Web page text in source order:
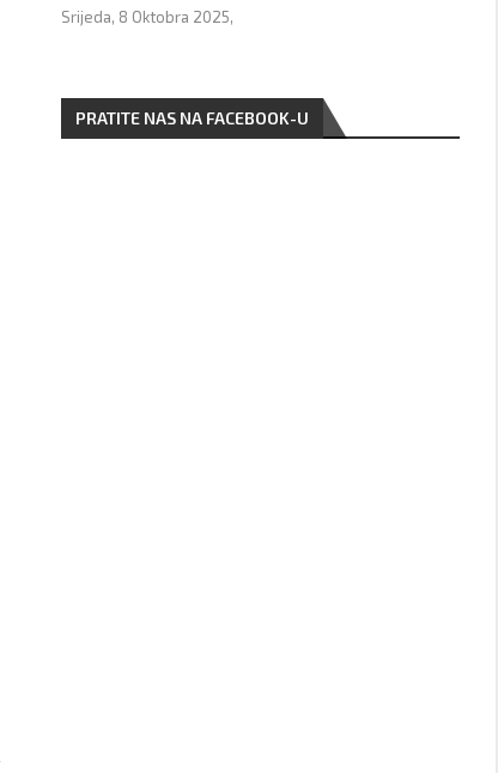
Srijeda, 8 Oktobra 2025,
PRATITE NAS NA FACEBOOK-U